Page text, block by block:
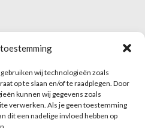
wij technologieën zoals
op te slaan en/of te raadplegen. Door
kunnen wij gegevens zoals
verwerken. Als je geen toestemming
dit een nadelige invloed hebben op